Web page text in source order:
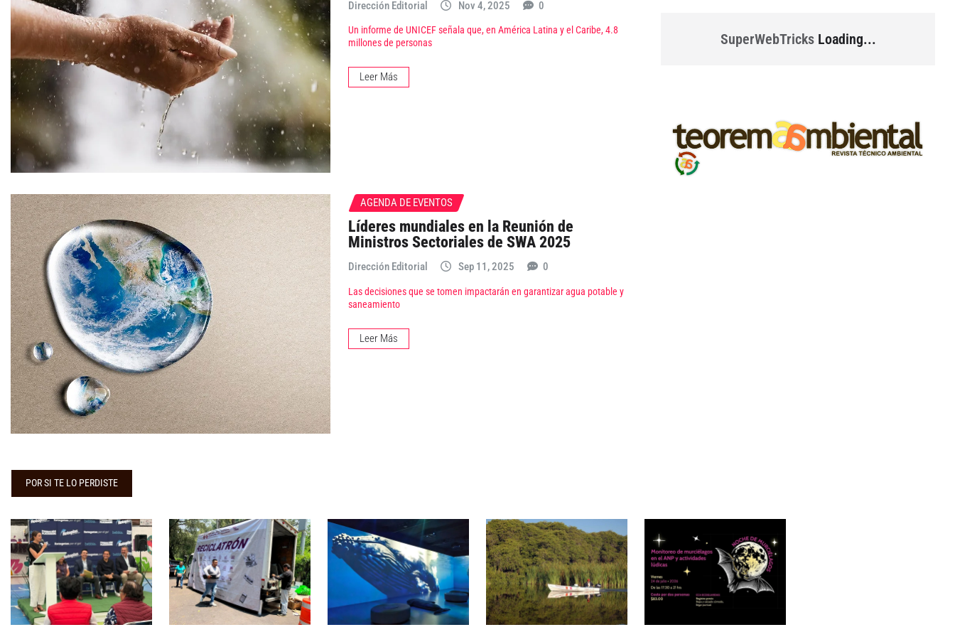
Dirección Editorial Nov 4, 2025 0
Un informe de UNICEF señala que, en América Latina y el Caribe, 4.8
millones de personas
Leer Más
AGENDA DE EVENTOS
Líderes mundiales en la Reunión de
Ministros Sectoriales de SWA 2025
Dirección Editorial Sep 11, 2025 0
Las decisiones que se tomen impactarán en garantizar agua potable y
saneamiento
Leer Más
SuperWebTricksLoading...
POR SI TE LO PERDISTE